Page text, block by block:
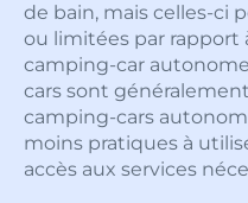
de bain, mais celles-ci
ou limitées par rapport
camping-car
cars sont
camping-cars
moins pratiques à
accès aux services